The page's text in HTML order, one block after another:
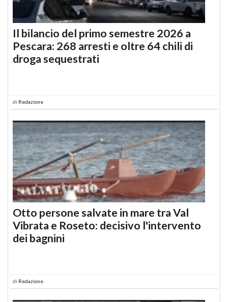
Il bilancio del primo semestre 2026 a
Pescara: 268 arresti e oltre 64 chili di
droga sequestrati
di Redazione
Otto persone salvate in mare tra Val
Vibrata e Roseto: decisivo l'intervento
dei bagnini
di Redazione